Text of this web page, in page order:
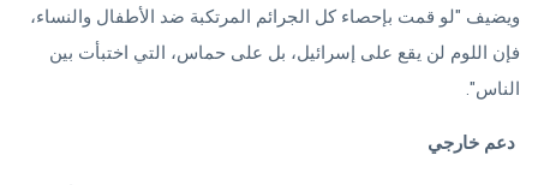
ويضيف "لو قمت بإحصاء كل الجرائم المرتكبة ضد الأطفال والنساء،
فإن اللوم لن يقع على إسرائيل، بل على حماس، التي اختبأت بين
الناس".
دعم خارجي